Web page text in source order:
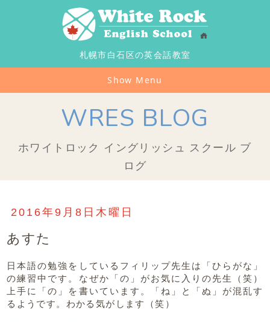
札幌市白石区の英会話教室
Show Menu
WRES BLOG
ホワイトロック イングリッシュ スクール ブ
ログ
2016年9月8日木曜日
あすた
日本語の勉強をしているフィリップ先生は「ひらがな」
の練習中です。なぜか「の」がお気に入りの先生（笑）
上手に「の」を書いています。「ね」と「ぬ」が混乱す
るようです。わかる気がします（笑）